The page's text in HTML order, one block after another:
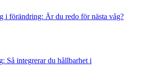
i förändring: Är du redo för nästa våg?
Så integrerar du hållbarhet i